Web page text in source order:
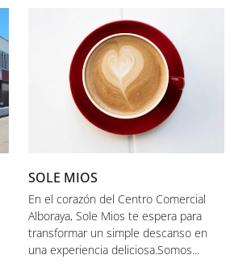
SOLE MIOS
En el corazón del Centro Comercial
Alboraya, Sole Mios te espera para
transformar un simple descanso en
una experiencia deliciosa.Somos...